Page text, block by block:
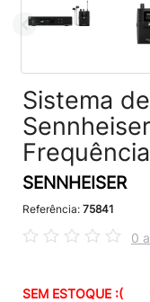
Sistema
SENNHEISER
Referência: 75841
0
SEM ESTOQUE :(